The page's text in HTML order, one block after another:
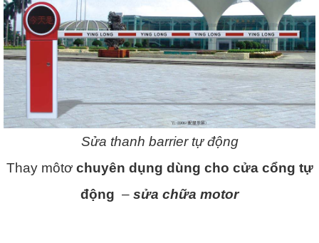
Sửa thanh barrier tự động
chuyên dụng dùng cho cửa cổng tự
động–sửa chữa motor